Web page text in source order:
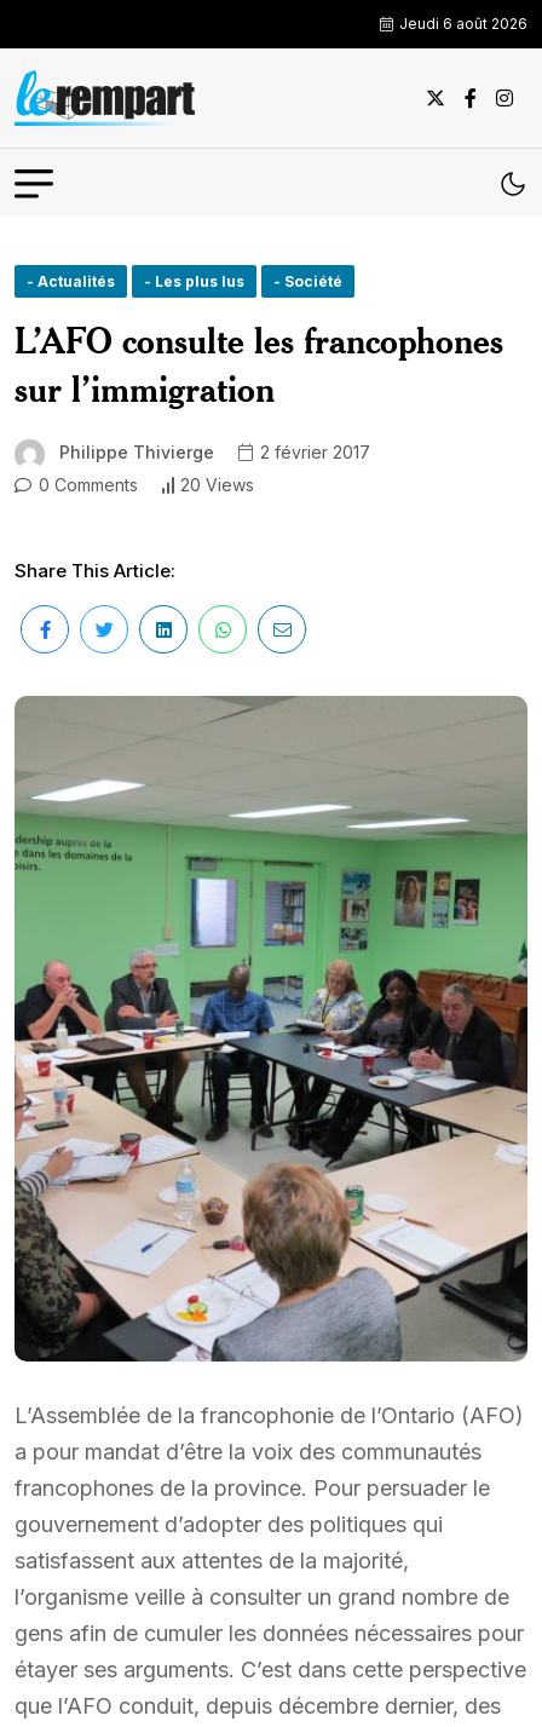
Jeudi 6 août 2026
- Actualités - Les plus lus - Société
L’AFO consulte les francophones
sur l’immigration
Philippe Thivierge
2 février 2017
0 Comments
20 Views
Share This Article:
L’Assemblée de la francophonie de l’Ontario (AFO)
a pour mandat d’être la voix des communautés
francophones de la province. Pour persuader le
gouvernement d’adopter des politiques qui
satisfassent aux attentes de la majorité,
l’organisme veille à consulter un grand nombre de
gens afin de cumuler les données nécessaires pour
étayer ses arguments. C’est dans cette perspective
que l’AFO conduit, depuis décembre dernier, des